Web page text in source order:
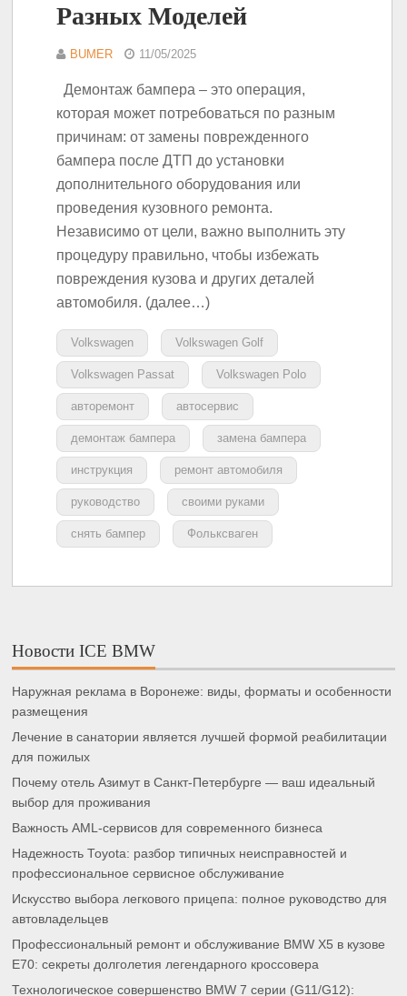
Разных Моделей
BUMER 11/05/2025
Демонтаж бампера – это операция,
которая может потребоваться по разным
причинам: от замены поврежденного
бампера после ДТП до установки
дополнительного оборудования или
проведения кузовного ремонта.
Независимо от цели, важно выполнить эту
процедуру правильно, чтобы избежать
повреждения кузова и других деталей
автомобиля. (далее…)
Volkswagen Volkswagen Golf
Volkswagen Passat Volkswagen Polo
авторемонт автосервис
демонтаж бампера замена бампера
инструкция ремонт автомобиля
руководство своими руками
снять бампер Фольксваген
Новости ICE BMW
Наружная реклама в Воронеже: виды, форматы и особенности
размещения
Лечение в санатории является лучшей формой реабилитации
для пожилых
Почему отель Азимут в Санкт-Петербурге — ваш идеальный
выбор для проживания
Важность AML-сервисов для современного бизнеса
Надежность Toyota: разбор типичных неисправностей и
профессиональное сервисное обслуживание
Искусство выбора легкового прицепа: полное руководство для
автовладельцев
Профессиональный ремонт и обслуживание BMW X5 в кузове
E70: секреты долголетия легендарного кроссовера
Технологическое совершенство BMW 7 серии (G11/G12):